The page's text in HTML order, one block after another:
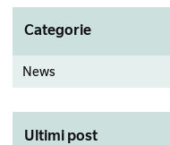
Primary
Sidebar
Categorie
News
Ultimi post